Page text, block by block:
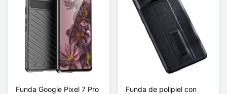
Funda Google Pixel 7 Pro
Funda de polipiel con